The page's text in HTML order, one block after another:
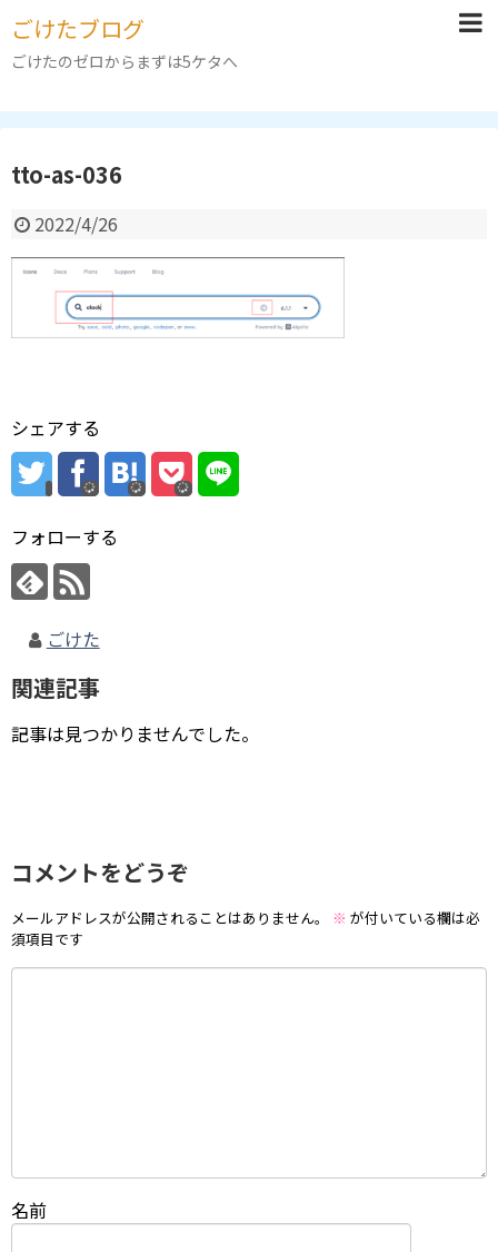
ごけたブログ
ごけたのゼロからまずは5ケタへ
tto-as-036
2022/4/26
シェアする
フォローする
ごけた
関連記事
記事は見つかりませんでした。
コメントをどうぞ
メールアドレスが公開されることはありません。 ※ が付いている欄は必
須項目です
名前